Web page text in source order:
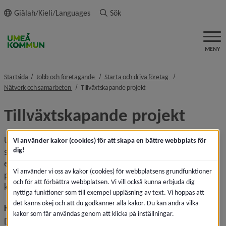
innehållet
Giälah/Kieli/Languages Sök
MENY
Startsida Jobb och företagande nivå i brödsmulenavigeringen
Starta och driva företag nivå i
Nätverk och samarbeten nivå i brödsmulenavigeringen
Tillväxtskapande projektnivå i brödsmulenavigeringen
Tillväxtskapande projekt
Umeå kommun stöttar en mängd utvecklingsprojekt för att
skapa tillväxt och nya arbetstillfällen i Umeå och bidra till
en hållbar och attraktiv kommun. Nedan ges olika exempel
på aktuella projekt inom områden som bioekonomi,
kreativa näringar, och life science.
Kommunens tillväxtanslag
Den kommunala medfinansieringen av projekt sker ofta via
Vi använder kakor (cookies) för att skapa en bättre webbplats för
dig!
Vi använder vi oss av kakor (cookies) för webbplatsens grundfunktioner
och för att förbättra webbplatsen. Vi vill också kunna erbjuda dig
nyttiga funktioner som till exempel uppläsning av text. Vi hoppas att
det känns okej och att du godkänner alla kakor. Du kan ändra vilka
kakor som får användas genom att klicka på inställningar.